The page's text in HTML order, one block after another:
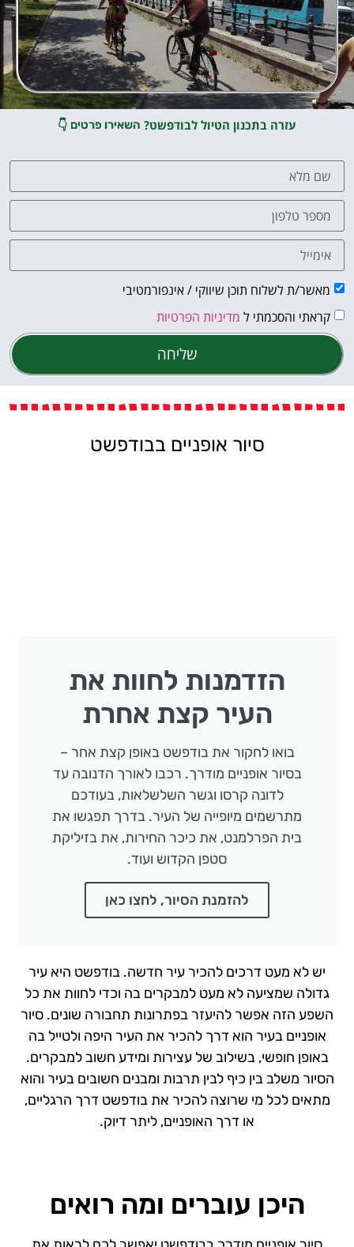
עזרה בתכנון הטיול לבודפשט? השאירו פרטים 👇
מאשר/ת לשלוח תוכן שיווקי / אינפורמטיבי
קראתי והסכמתי ל מדיניות הפרטיות
שליחה
סיור אופניים בבודפשט
הזדמנות לחוות את
העיר קצת אחרת
בואו לחקור את בודפשט באופן קצת אחר –
בסיור אופניים מודרך. רכבו לאורך הדנובה עד
לדונה קרסו וגשר השלשלאות, בעודכם
מתרשמים מיופייה של העיר. בדרך תפגשו את
בית הפרלמנט, את כיכר החירות, את בזיליקת
סטפן הקדוש ועוד.
להזמנת הסיור, לחצו כאן
יש לא מעט דרכים להכיר עיר חדשה. בודפשט היא עיר
גדולה שמציעה לא מעט למבקרים בה וכדי לחוות את כל
השפע הזה אפשר להיעזר בפתרונות תחבורה שונים. סיור
אופניים בעיר הוא דרך להכיר את העיר היפה ולטייל בה
באופן חופשי, בשילוב של עצירות ומידע חשוב למבקרים.
הסיור משלב בין כיף לבין תרבות ומבנים חשובים בעיר והוא
מתאים לכל מי שרוצה להכיר את בודפשט דרך הרגליים,
או דרך האופניים, ליתר דיוק.
היכן עוברים ומה רואים